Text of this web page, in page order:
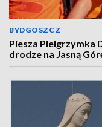
BYDGOSZCZ
Piesza Pielgrzymka
drodze na Jasną